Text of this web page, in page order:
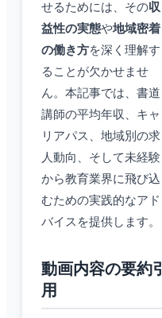
せるためには、その収
益性の実態や地域密着
の働き方を深く理解す
ることが欠かせませ
ん。本記事では、書道
講師の平均年収、キャ
リアパス、地域別の求
人動向、そして未経験
から教育業界に飛び込
むための実践的なアド
バイスを提供します。
動画内容の要約引
用